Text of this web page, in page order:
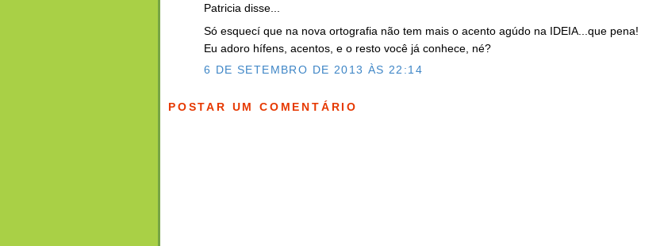
Patricia disse...
Só esquecí que na nova ortografia não tem mais o acento agúdo na IDEIA...que pena!
Eu adoro hífens, acentos, e o resto você já conhece, né?
6 DE SETEMBRO DE 2013 ÀS 22:14
POSTAR UM COMENTÁRIO